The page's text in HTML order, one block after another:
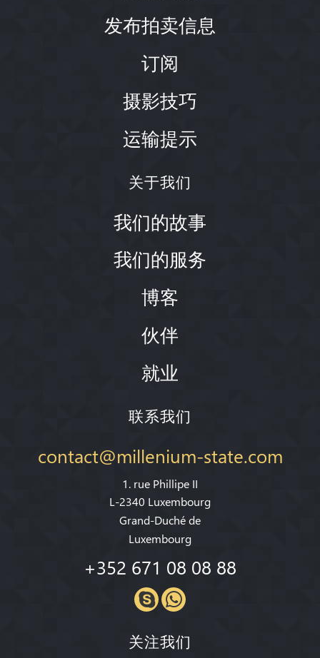
发布拍卖信息
订阅
摄影技巧
运输提示
关于我们
我们的故事
我们的服务
博客
伙伴
就业
联系我们
contact@millenium-state.com
1. rue Phillipe II
L-2340 Luxembourg
Grand-Duché de
Luxembourg
+352 671 08 08 88
关注我们